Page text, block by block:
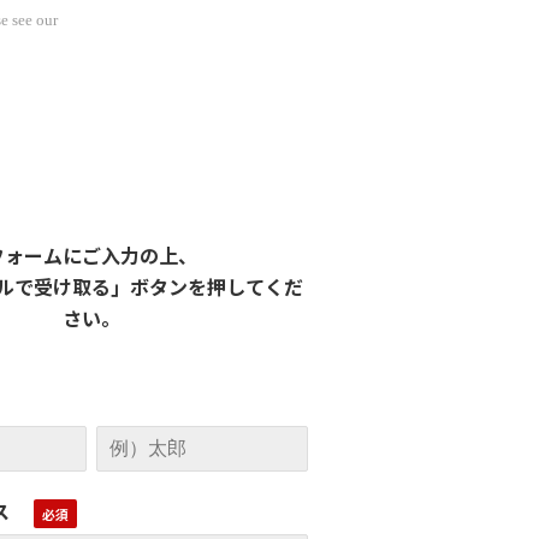
ームにご入力の上、
で受け取る」ボタンを押してくだ
さい。
see our